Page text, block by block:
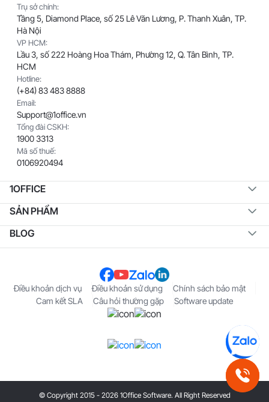
Trụ sở chính:
Tầng 5, Diamond Place, số 25 Lê Văn Lương, P. Thanh Xuân, TP.
Hà Nội
VP HCM:
Lầu 3, số 222 Hoàng Hoa Thám, Phường 12, Q. Tân Bình, TP.
HCM
Hotline:
(+84) 83 483 8888
Email:
Support@1office.vn
Tổng đài CSKH:
1900 3313
Mã số thuế:
0106920494
1OFFICE
SẢN PHẨM
BLOG
Điều khoản dịch vụ Điều khoản sử dụng
Chính sách bảo mật
Cam kết SLA
Câu hỏi thường gặp Software update
© Copyright 2015 - 2026 1Office Software. All Right Reserved